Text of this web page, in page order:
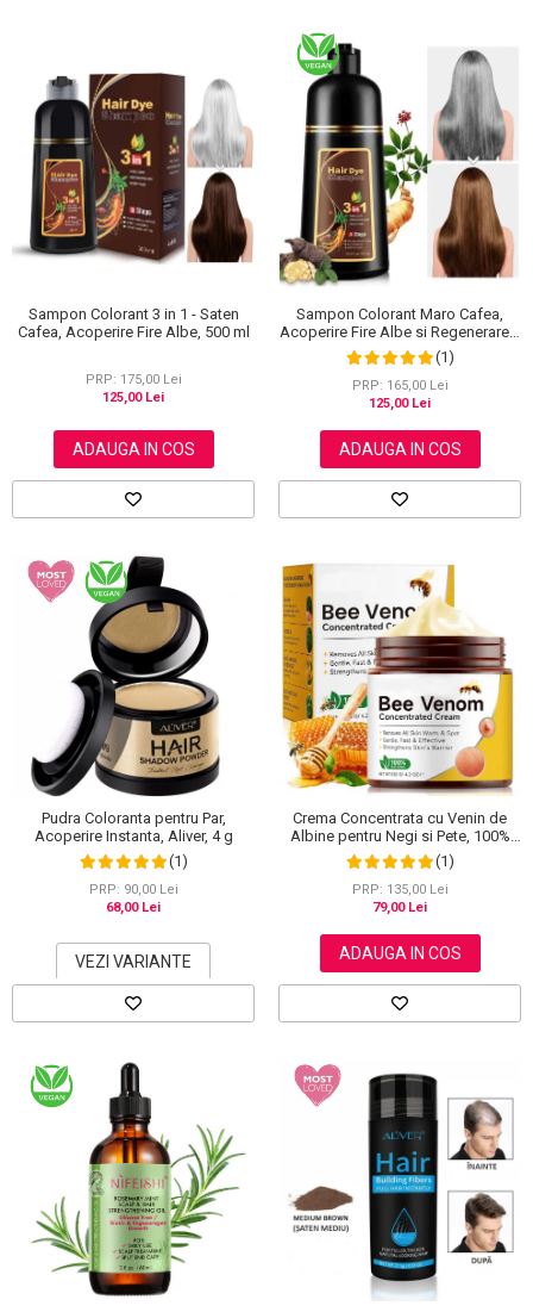
Sampon Colorant 3 in 1 - Saten
Cafea, Acoperire Fire Albe, 500 ml
PRP: 175,00 Lei
125,00 Lei
ADAUGA IN COS
Sampon Colorant Maro Cafea,
Acoperire Fire Albe si Regenerare 3
in 1, #4 Coffee, 500 ml
(1)
PRP: 165,00 Lei
125,00 Lei
ADAUGA IN COS
Pudra Coloranta pentru Par,
Acoperire Instanta, Aliver, 4 g
(1)
PRP: 90,00 Lei
68,00 Lei
VEZI VARIANTE
Crema Concentrata cu Venin de
Albine pentru Negi si Pete, 100%
Naturala, 120 g
(1)
PRP: 135,00 Lei
79,00 Lei
ADAUGA IN COS